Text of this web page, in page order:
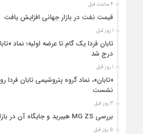
4 ساعت قبل
قیمت نفت در بازار جهانی افزایش یافت
1 روز قبل
تابان فردا یک گام تا عرضه اولیه؛ نماد
درج شد
1 روز قبل
«تابان»، نماد گروه پتروشیمی تابان
نشست
3 روز قبل
بررسی MG ZS هیبرید و جایگاه آن در بازار خودروهای وارداتی
5 روز قبل